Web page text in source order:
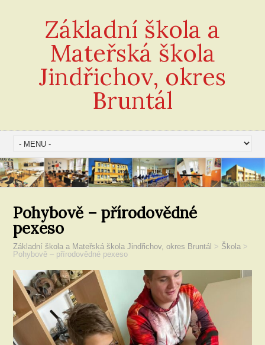
Základní škola a
Mateřská škola
Jindřichov, okres
Bruntál
Pohybově – přírodovědné
pexeso
Základní škola a Mateřská škola Jindřichov, okres Bruntál > Škola >
Pohybově – přírodovědné pexeso